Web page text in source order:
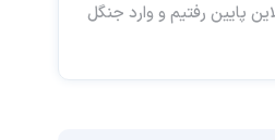
پایین رفتیم و وارد جنگل